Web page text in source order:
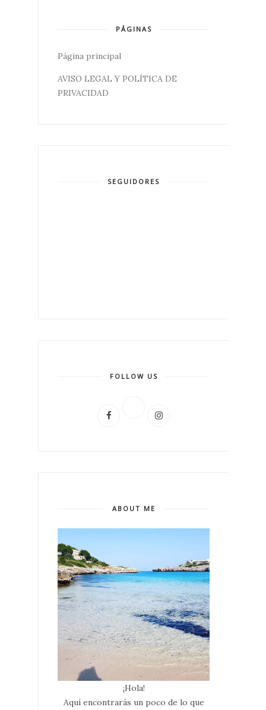
PÁGINAS
Página principal
AVISO LEGAL Y POLÍTICA DE
PRIVACIDAD
SEGUIDORES
FOLLOW US
ABOUT ME
¡Hola!
Aquí encontrarás un poco de lo que